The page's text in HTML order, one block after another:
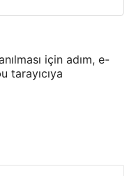
için adım, e-
tarayıcıya